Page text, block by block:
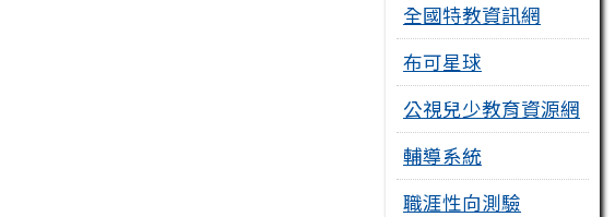
全國特教資訊網
布可星球
公視兒少教育資源網
輔導系統
職涯性向測驗